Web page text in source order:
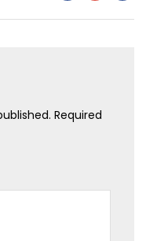
Required